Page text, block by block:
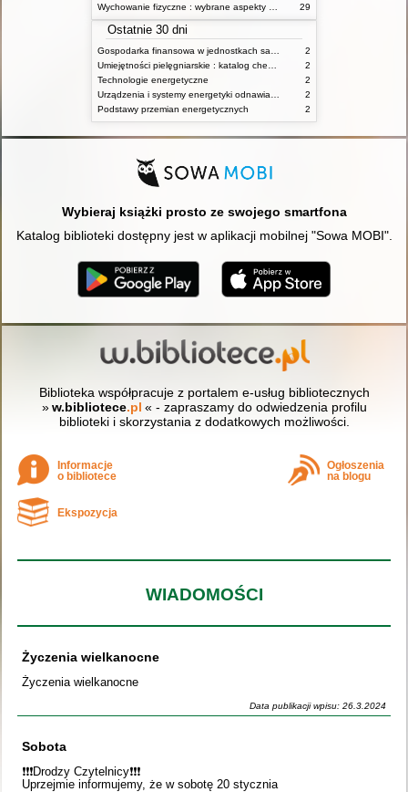
29
Ostatnie 30 dni
2
2
Technologie energetyczne
2
2
Podstawy przemian energetycznych
2
Wybieraj książki prosto ze swojego smartfona
Katalog biblioteki dostępny jest w aplikacji mobilnej "Sowa MOBI".
Biblioteka współpracuje z portalem e-usług bibliotecznych
» w.bibliotece.pl « - zapraszamy do odwiedzenia profilu
biblioteki i skorzystania z dodatkowych możliwości.
Informacje
o bibliotece
Ogłoszenia
na blogu
Ekspozycja
WIADOMOŚCI
Życzenia wielkanocne
Życzenia wielkanocne
Data publikacji wpisu: 26.3.2024
Sobota
❗️❗️❗️Drodzy Czytelnicy❗️❗️❗️
Uprzejmie informujemy, że w sobotę 20 stycznia